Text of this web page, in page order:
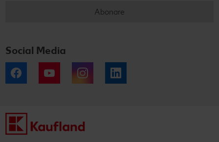
Abonare
Social Media
Facebook YouTube Instagram